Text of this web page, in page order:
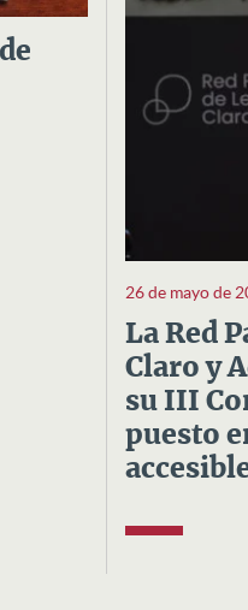
26 de mayo de
La Red
Claro y
su III
puesto